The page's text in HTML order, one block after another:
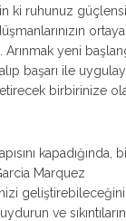
ki ruhunuz
yeni
başarı ile
birbirinize
kapadığında,
Marquez
ve